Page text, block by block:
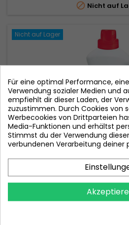
 Nicht auf
Nicht auf Lager
MARKE:ABC
ABC WHITE FABRIC
Für eine optimal Performance,
Verwendung sozialer Medien und
empfiehlt dir dieser Laden, der
zuzustimmen. Durch Cookies von
Werbecookies von Drittparteien
Media-Funktionen und erhältst
Stimmst du der Verwendung
verbundenen Verarbeitung deiner